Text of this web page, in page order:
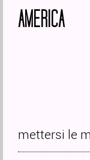
AMERICA
mettersi le